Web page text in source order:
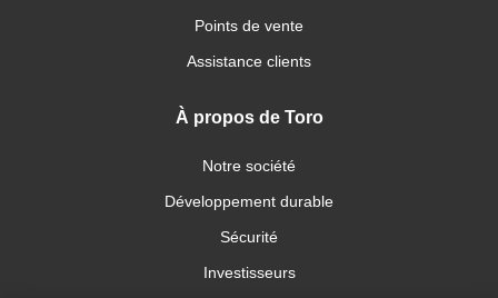
Points de vente
Assistance clients
À propos de Toro
Notre société
Développement durable
Sécurité
Investisseurs